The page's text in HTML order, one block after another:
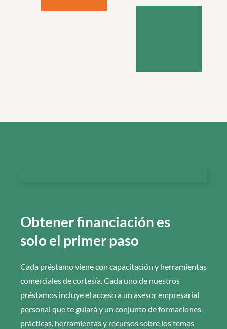
Obtener financiación es
solo el primer paso
Cada préstamo viene con capacitación y herramientas
comerciales de cortesía. Cada uno de nuestros
préstamos incluye el acceso a un asesor empresarial
personal que te guiará y un conjunto de formaciones
prácticas, herramientas y recursos sobre los temas